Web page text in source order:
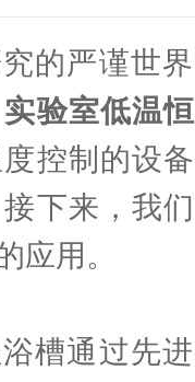
严谨世界
实验室低温
控制的设
下来，我
应用。
通过先进